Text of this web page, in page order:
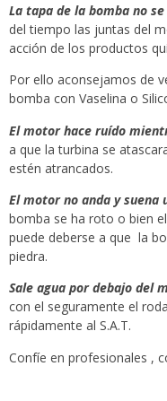
La tapa de la bomba no
del tiempo las juntas del
acción de los productos
Por ello aconsejamos de
bomba con Vaselina o
El motor hace ruído
a que la turbina se
estén atrancados.
El motor no anda y suena
bomba se ha roto o bien
puede deberse a que la
piedra.
Sale agua por debajo del
con el seguramente el
rápidamente al S.A.T.
Confíe en profesionales ,